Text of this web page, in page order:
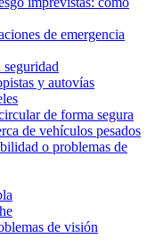
de emergencia
y autovías
de forma segura
de vehículos pesados
o problemas de
de visión